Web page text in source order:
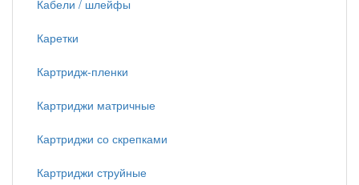
Кабели / шлейфы
Каретки
Картридж-пленки
Картриджи матричные
Картриджи со скрепками
Картриджи струйные